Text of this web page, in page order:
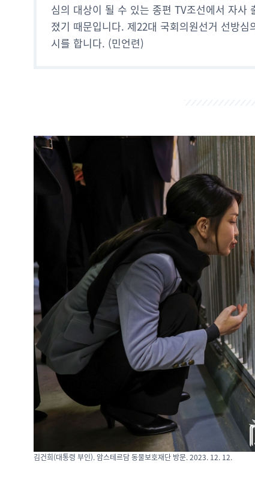
심의 대상이 될 수 있는 종편 TV조선에서 자사
졌기 때문입니다. 제22대 국회의원선거 선방
시를 합니다. (민언련)
김건희(대통령 부인). 암스테르담 동물보호재단 방문. 2023. 12. 12.